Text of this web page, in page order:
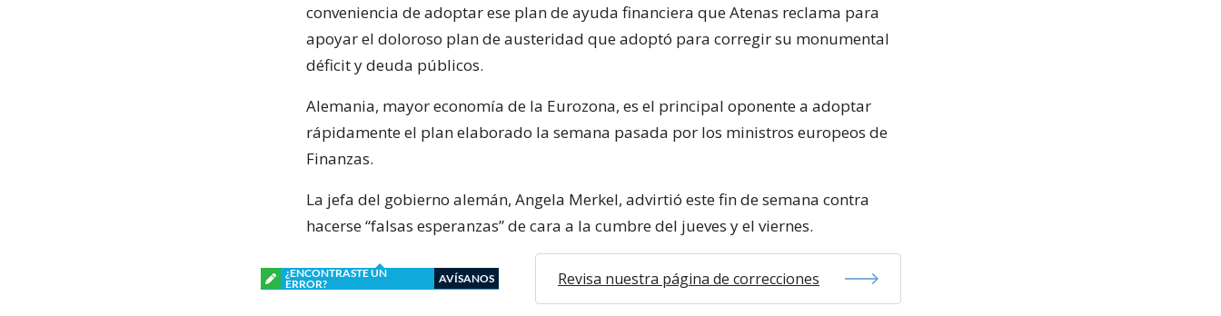
conveniencia de adoptar ese plan de ayuda financiera que Atenas reclama para
apoyar el doloroso plan de austeridad que adoptó para corregir su monumental
déficit y deuda públicos.
Alemania, mayor economía de la Eurozona, es el principal oponente a adoptar
rápidamente el plan elaborado la semana pasada por los ministros europeos de
Finanzas.
La jefa del gobierno alemán, Angela Merkel, advirtió este fin de semana contra
hacerse “falsas esperanzas” de cara a la cumbre del jueves y el viernes.
¿ENCONTRASTE UN
ERROR?
AVÍSANOS Revisa nuestra página de correcciones